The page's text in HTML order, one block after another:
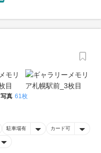
写真 61枚
駐車場有 カード可